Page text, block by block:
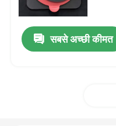
सबसे अच्छी कीमत